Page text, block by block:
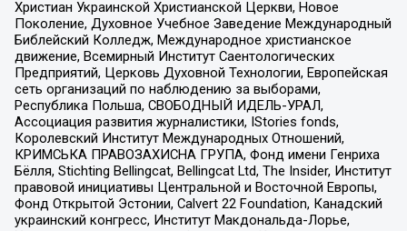
Христиан Украинской Христианской Церкви, Новое
Поколение, Духовное Учебное Заведение Международный
Библейский Колледж, Международное христианское
движение, Всемирный Институт Саентологических
Предприятий, Церковь Духовной Технологии, Европейская
сеть организаций по наблюдению за выборами,
Республика Польша, СВОБОДНЫЙ ИДЕЛЬ-УРАЛ,
Ассоциация развития журналистики, IStories fonds,
Королевский Институт Международных Отношений,
КРИМСЬКА ПРАВОЗАХИСНА ГРУПА, Фонд имени Генриха
Бёлля, Stichting Bellingcat, Bellingcat Ltd, The Insider, Институт
правовой инициативы Центральной и Восточной Европы,
Фонд Открытой Эстонии, Calvert 22 Foundation, Канадский
украинский конгресс, Институт Макдональда-Лорье,